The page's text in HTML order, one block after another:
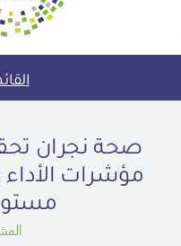
صحة نجران
مؤشرات